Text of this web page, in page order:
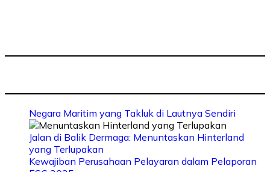
Negara Maritim yang Takluk di Lautnya Sendiri
Jalan di Balik Dermaga: Menuntaskan Hinterland
yang Terlupakan
Kewajiban Perusahaan Pelayaran dalam Pelaporan